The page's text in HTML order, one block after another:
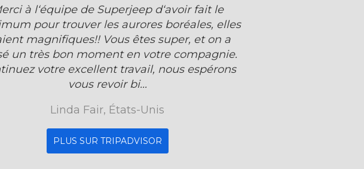
à l‘équipe de Superjeep d‘avoir fait le
pour trouver les aurores boréales, elles
magnifiques!! Vous êtes super, et on a
un très bon moment en votre compagnie.
votre excellent travail, nous espérons
vous revoir bi...
Linda Fair, États-Unis
PLUS SUR TRIPADVISOR